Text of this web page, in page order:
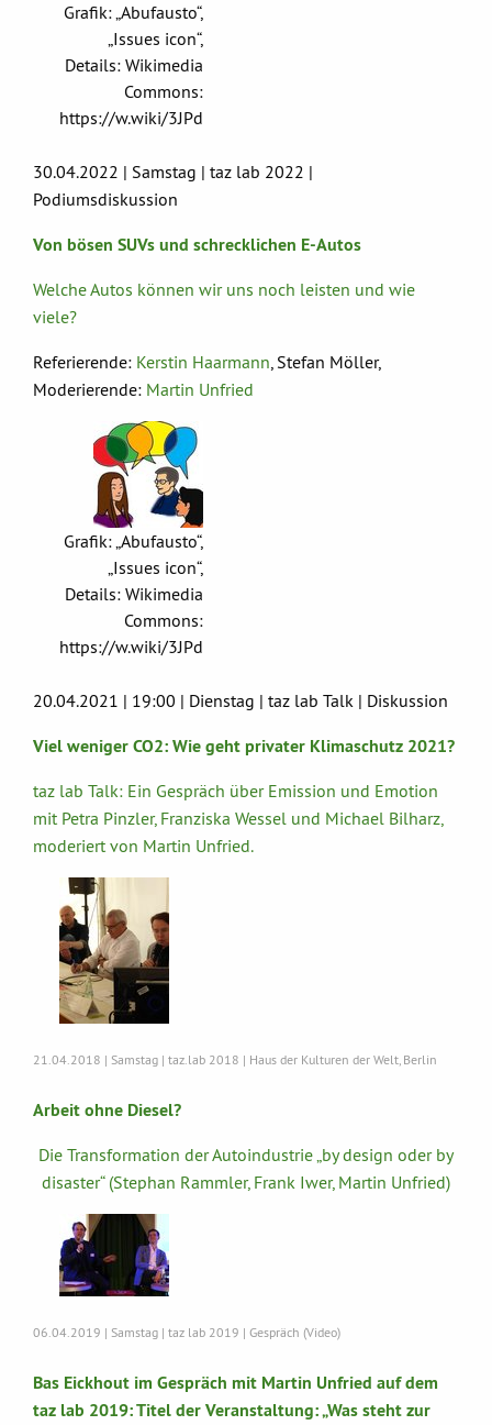
Grafik: „Abufausto“,
„Issues icon“,
Details: Wikimedia
Commons:
https://w.wiki/3JPd
30.04.2022 | Samstag | taz lab 2022 |
Podiumsdiskussion
Von bösen SUVs und schrecklichen E-Autos
Welche Autos können wir uns noch leisten und wie
viele?
Referierende: Kerstin Haarmann, Stefan Möller,
Moderierende: Martin Unfried
Grafik: „Abufausto“,
„Issues icon“,
Details: Wikimedia
Commons:
https://w.wiki/3JPd
20.04.2021 | 19:00 | Dienstag | taz lab Talk | Diskussion
Viel weniger CO2: Wie geht privater Klimaschutz 2021?
taz lab Talk: Ein Gespräch über Emission und Emotion
mit Petra Pinzler, Franziska Wessel und Michael Bilharz,
moderiert von Martin Unfried.
21.04.2018 | Samstag | taz.lab 2018 | Haus der Kulturen der Welt, Berlin
Arbeit ohne Diesel?
Die Transformation der Autoindustrie „by design oder by
disaster“ (Stephan Rammler, Frank Iwer, Martin Unfried)
06.04.2019 | Samstag | taz lab 2019 | Gespräch (Video)
Bas Eickhout im Gespräch mit Martin Unfried auf dem
taz lab 2019: Titel der Veranstaltung: „Was steht zur